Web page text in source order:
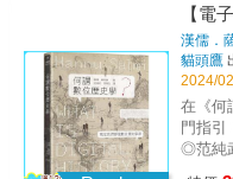
的起
述在大
本書後
參與歷
位歷
世紀下
的史料
圖像、
【電
漢儒．
貓頭鷹
2024/
在《何
門指引
◎范純